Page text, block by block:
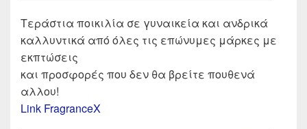
Τεράστια ποικιλία σε γυναικεία και ανδρικά
καλλυντικά από όλες τις επώνυμες μάρκες με
εκπτώσεις
και προσφορές που δεν θα βρείτε πουθενά
αλλου!
Link FragranceX